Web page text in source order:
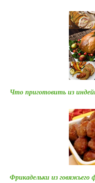
Что приготовить из
Фрикадельки из говяжьего